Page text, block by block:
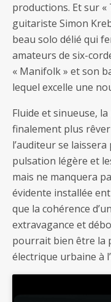
productions. Et sur «
guitariste Simon
beau solo délié qui
amateurs de six-
« Manifolk » et son
lequel excelle une
Fluide et sinueuse,
finalement plus rêver
l’auditeur se
pulsation légère et
mais ne manquera
évidente installée
que la cohérence
extravagance et
pourrait bien être la
électrique urbaine à